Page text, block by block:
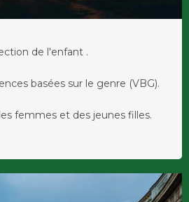
de l'enfant .
basées sur le genre (VBG).
femmes et des jeunes filles.